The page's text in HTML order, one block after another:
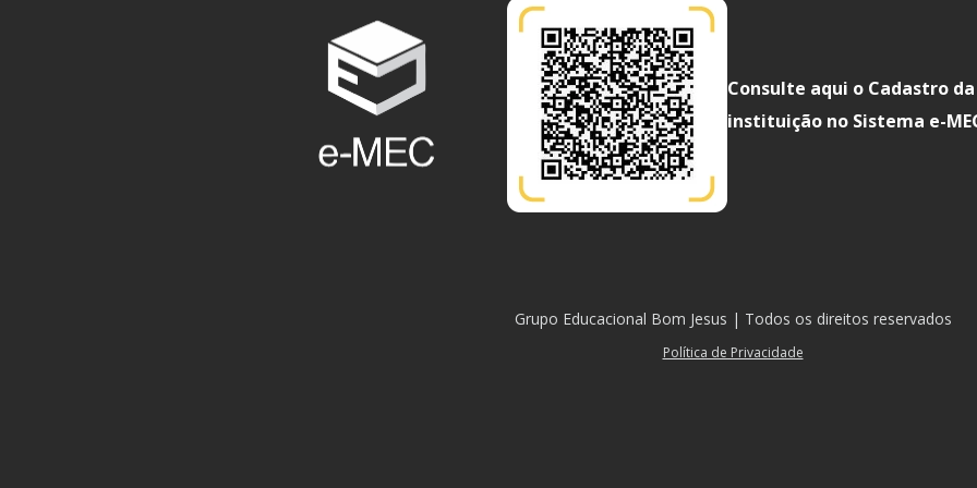
Consulte aqui o Cadastro da
instituição no Sistema e-
Grupo Educacional Bom Jesus | Todos os direitos reservados
Política de Privacidade